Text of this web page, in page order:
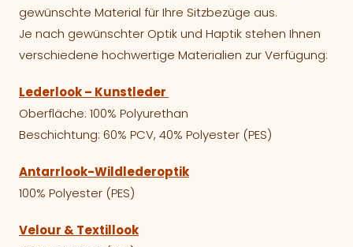
gewünschte Material für Ihre Sitzbezüge aus.
Je nach gewünschter Optik und Haptik stehen Ihnen
verschiedene hochwertige Materialien zur Verfügung:
Lederlook – Kunstleder
Oberfläche: 100% Polyurethan
Beschichtung: 60% PCV, 40% Polyester (PES)
Antarrlook-Wildlederoptik
100% Polyester (PES)
Velour & Textillook